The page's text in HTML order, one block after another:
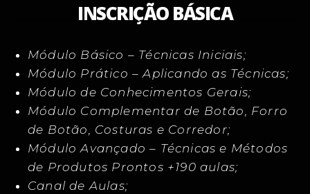
INSCRIÇÃO BÁSICA
Módulo Básico – Técnicas Iniciais;
Módulo Prático – Aplicando as Técnicas;
Módulo de Conhecimentos Gerais;
Módulo Complementar de Botão, Forro
de Botão, Costuras e Corredor;
Módulo Avançado – Técnicas e Métodos
de Produtos Prontos +190 aulas;
Canal de Aulas;